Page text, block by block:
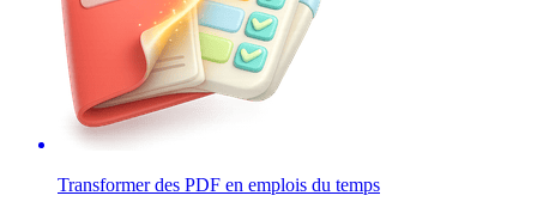
Transformer des PDF en emplois du temps